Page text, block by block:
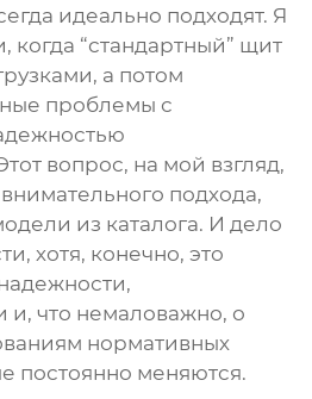
идеально подходят. Я
когда “стандартный” щит
а потом
проблемы с
вопрос, на мой взгляд,
подхода,
из каталога. И дело
хотя, конечно, это
и, что немаловажно, о
нормативных
постоянно меняются.